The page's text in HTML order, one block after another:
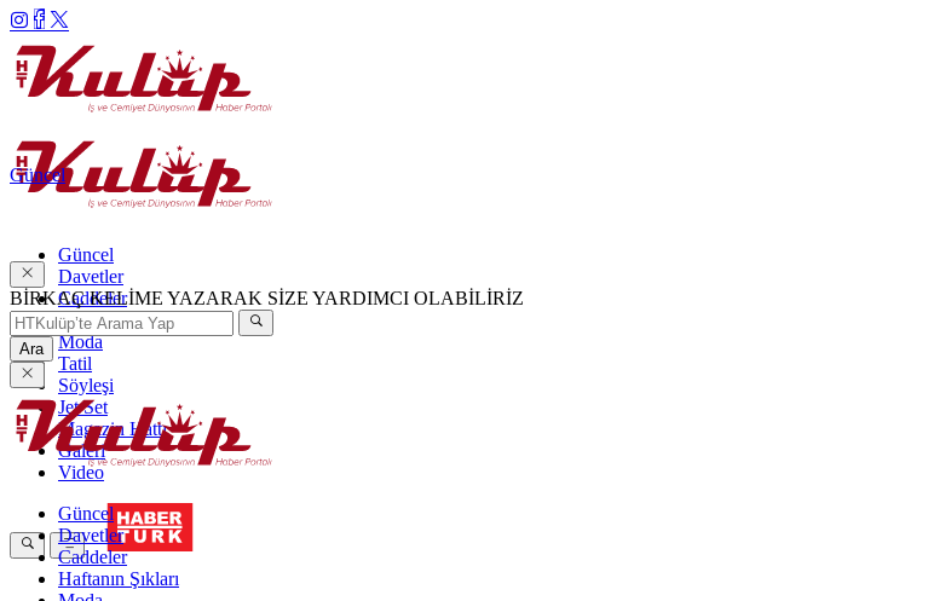
Güncel
Davetler
Caddeler
Haftanın Şıkları
Moda
Tatil
Söyleşi
Jet Set
Magazin Hattı
Galeri
Video
Güncel
BİRKAÇ KELİME YAZARAK SİZE YARDIMCI OLABİLİRİZ
Ara
Güncel
Davetler
Caddeler
Haftanın Şıkları